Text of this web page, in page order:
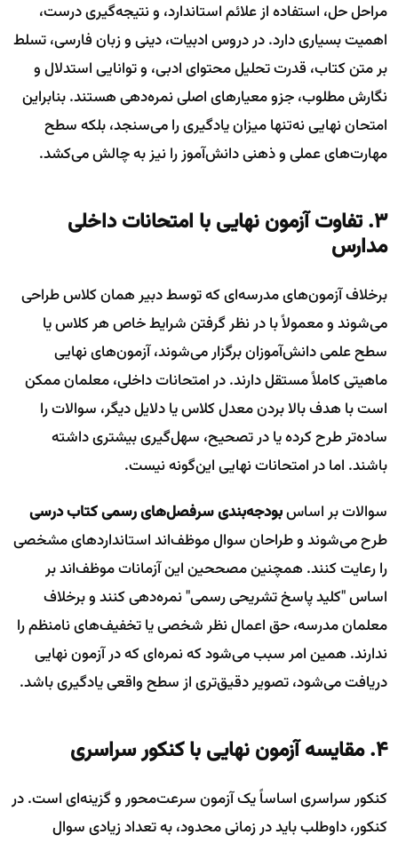
مراحل حل، استفاده از علائم استاندارد، و نتیجه‌گیری درست،
اهمیت بسیاری دارد. در دروس ادبیات، دینی و زبان فارسی، تسلط
بر متن کتاب، قدرت تحلیل محتوای ادبی، و توانایی استدلال و
نگارش مطلوب، جزو معیارهای اصلی نمره‌دهی هستند. بنابراین
امتحان نهایی نه‌تنها میزان یادگیری را می‌سنجد، بلکه سطح
مهارت‌های عملی و ذهنی دانش‌آموز را نیز به چالش می‌کشد.
۳. تفاوت آزمون نهایی با امتحانات داخلی
مدارس
برخلاف آزمون‌های مدرسه‌ای که توسط دبیر همان کلاس طراحی
می‌شوند و معمولاً با در نظر گرفتن شرایط خاص هر کلاس یا
سطح علمی دانش‌آموزان برگزار می‌شوند، آزمون‌های نهایی
ماهیتی کاملاً مستقل دارند. در امتحانات داخلی، معلمان ممکن
است با هدف بالا بردن معدل کلاس یا دلایل دیگر، سوالات را
ساده‌تر طرح کرده یا در تصحیح، سهل‌گیری بیشتری داشته
باشند. اما در امتحانات نهایی این‌گونه نیست.
سوالات بر اساسبودجه‌بندی سرفصل‌های رسمی کتاب درسی
طرح می‌شوند و طراحان سوال موظف‌اند استانداردهای مشخصی
را رعایت کنند. همچنین مصححین این آزمانات موظف‌اند بر
اساس "کلید پاسخ تشریحی رسمی" نمره‌دهی کنند و برخلاف
معلمان مدرسه، حق اعمال نظر شخصی یا تخفیف‌های نامنظم را
ندارند. همین امر سبب می‌شود که نمره‌ای که در آزمون نهایی
دریافت می‌شود، تصویر دقیق‌تری از سطح واقعی یادگیری باشد.
۴. مقایسه آزمون نهایی با کنکور سراسری
کنکور سراسری اساساً یک آزمون سرعت‌محور و گزینه‌ای است. در
کنکور، داوطلب باید در زمانی محدود، به تعداد زیادی سوال